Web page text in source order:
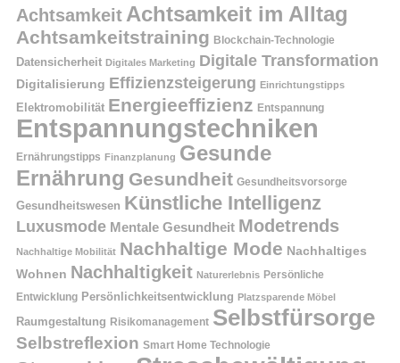
Achtsamkeit Achtsamkeit im Alltag
Achtsamkeitstraining Blockchain-Technologie
Datensicherheit Digitales Marketing Digitale Transformation
Digitalisierung Effizienzsteigerung Einrichtungstipps
Elektromobilität Energieeffizienz Entspannung
Entspannungstechniken
Ernährungstipps Finanzplanung Gesunde
Ernährung Gesundheit Gesundheitsvorsorge
Gesundheitswesen Künstliche Intelligenz
Luxusmode Mentale Gesundheit Modetrends
Nachhaltige Mobilität Nachhaltige Mode Nachhaltiges
Wohnen Nachhaltigkeit Naturerlebnis Persönliche
Entwicklung Persönlichkeitsentwicklung Platzsparende Möbel
Raumgestaltung Risikomanagement Selbstfürsorge
Selbstreflexion Smart Home Technologie